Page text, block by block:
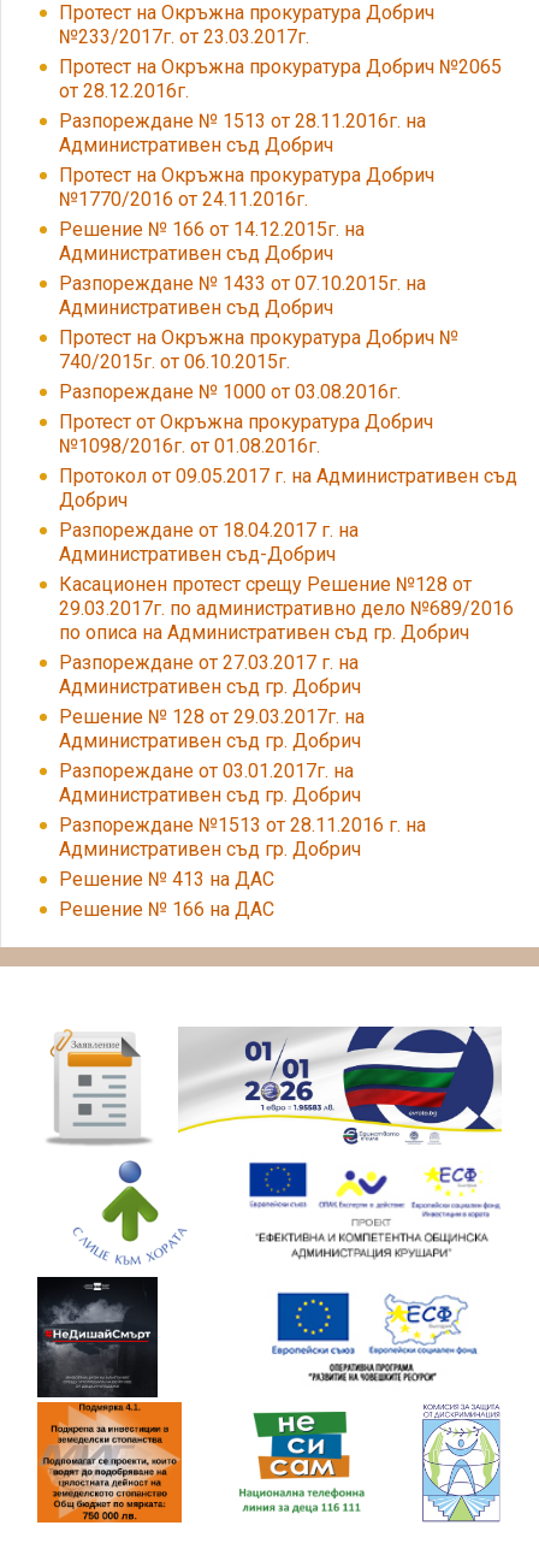
Протест на Окръжна прокуратура Добрич
№233/2017г. от 23.03.2017г.
Протест на Окръжна прокуратура Добрич №2065
от 28.12.2016г.
Разпореждане № 1513 от 28.11.2016г. на
Административен съд Добрич
Протест на Окръжна прокуратура Добрич
№1770/2016 от 24.11.2016г.
Решение № 166 от 14.12.2015г. на
Административен съд Добрич
Разпореждане № 1433 от 07.10.2015г. на
Административен съд Добрич
Протест на Окръжна прокуратура Добрич №
740/2015г. от 06.10.2015г.
Разпореждане № 1000 от 03.08.2016г.
Протест от Окръжна прокуратура Добрич
№1098/2016г. от 01.08.2016г.
Протокол от 09.05.2017 г. на Административен съд
Добрич
Разпореждане от 18.04.2017 г. на
Административен съд-Добрич
Касационен протест срещу Решение №128 от
29.03.2017г. по административно дело №689/2016
по описа на Административен съд гр. Добрич
Разпореждане от 27.03.2017 г. на
Административен съд гр. Добрич
Решение № 128 от 29.03.2017г. на
Административен съд гр. Добрич
Разпореждане от 03.01.2017г. на
Административен съд гр. Добрич
Разпореждане №1513 от 28.11.2016 г. на
Административен съд гр. Добрич
Решение № 413 на ДАС
Решение № 166 на ДАС